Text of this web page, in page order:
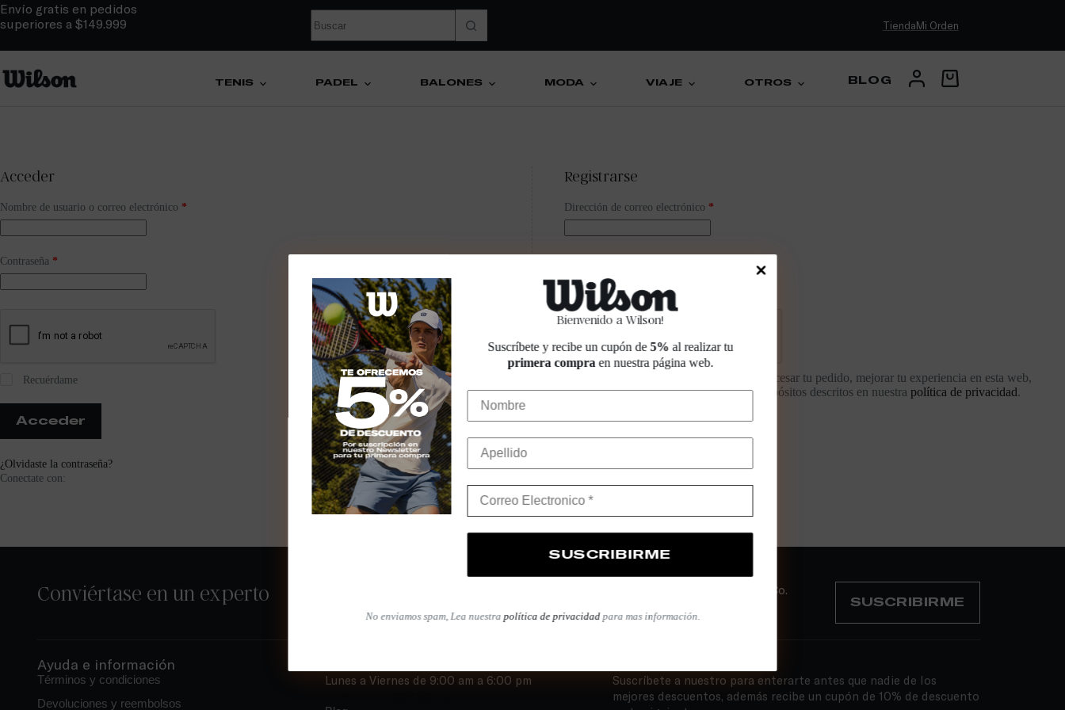
Envío gratis en pedidos
superiores a $149.999
TiendaMi Orden
TENIS PÁDEL BALONES MODA VIAJE OTROS BLOG
Acceder
Nombre de usuario o correo electrónico *
Contraseña *
Recuérdame
Acceder
¿Olvidaste la contraseña?
Conectate con:
Registrarse
Dirección de correo electrónico *
Tus datos personales se utilizarán para procesar tu pedido, mejorar tu experiencia en esta web,
gestionar el acceso a tu cuenta y otros propósitos descritos en nuestra política de privacidad.
Registrarse
Bienvenido a Wilson!
Suscríbete y recibe un cupón de5% al realizar tu
primera compra en nuestra página web.
No enviamos spam, Lea nuestra política de privacidadpara mas información.
Conviértase en un experto Se el primero en enterarte de los últimos productos, ventas y eventos de Wilson Co.
SUSCRIBIRME
Ayuda e información
Términos y condiciones
Devoluciones y reembolsos
Lunes a Viernes de 9:00 am a 6:00 pm
Suscríbete a nuestro para enterarte antes que nadie de los
mejores descuentos, además recibe un cupón de 10% de descuento